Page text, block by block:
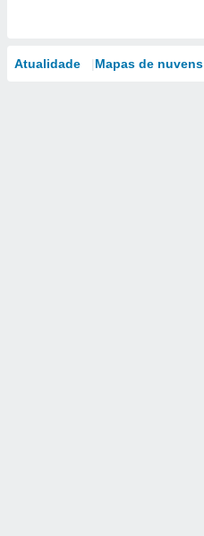
Atualidade Mapas de nuvens